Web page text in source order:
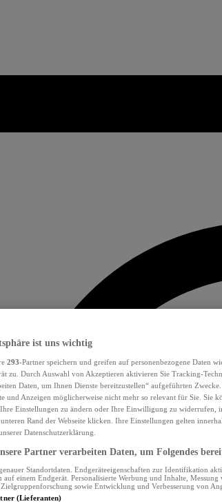
ist uns wichtig
293-Partner speichern und greifen auf personenbezogene Daten
zu. Durch Auswahl von Akzeptieren aktivieren Sie Tracking-
Daten, um Ihnen Dienste bereitzustellen“ aufgeführten
und Anzeigen möglicherweise nicht mehr so relevant für Sie. Sie
Einstellungen zu ändern oder Ihre Einwilligung zu widerrufen,
Rand der Webseite klicken. Ihre Einstellungen gelten
Datenschutzerklärung.
Partner verarbeiten Daten, um Folgendes
Standortdaten. Endgeräteeigenschaften zur Identifikation
einem Endgerät. Personalisierte Werbung und Inhalte,
sowie Entwicklung und Verbesserung von
(Lieferanten)